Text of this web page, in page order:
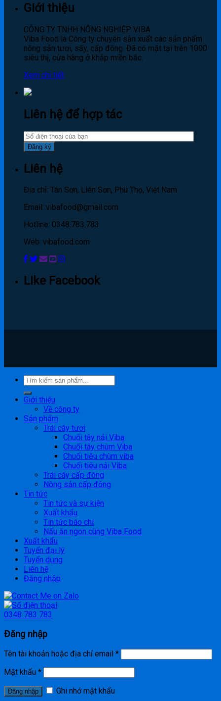
Giới thiệu
CÔNG TY TNHH NÔNG NGHIỆP VIBA
Viba Food là Công ty chuyên sản xuất các sản phẩm
nông sản tươi, sấy, cấp đông. Đã có mặt tại trên 1000
siêu thị, cửa hàng ở khắp miền bắc.
Xem chi tiết
Liên hệ để hợp tác
Liên hệ
Địa chỉ: Tân Sơn, Liên Sơn, Phú Thọ, Việt Nam
Email: vibafood@gmail.com
Hotline: 0348.783.783
Web: vibafood.com
Like Facebook
Giới thiệu
Về công ty
Sản phẩm
Trái cây tươi
Chuối tây nải Viba
Chuối tây chùm Viba
Chuối tiêu chùm viba
Chuối tiêu nải Viba
Trái cây cấp đông
Nông sản cấp đông
Tin tức
Tin tức và sự kiện
Xuất khẩu
Tin tức báo chí
Nấu ăn ngon cùng Viba Food
Xuất khẩu
Tuyển đại lý
Tuyển dụng
Liên hệ
Đăng nhập
0348 783 783
Đăng nhập
Tên tài khoản hoặc địa chỉ email *
Mật khẩu *
Đăng nhập Ghi nhớ mật khẩu